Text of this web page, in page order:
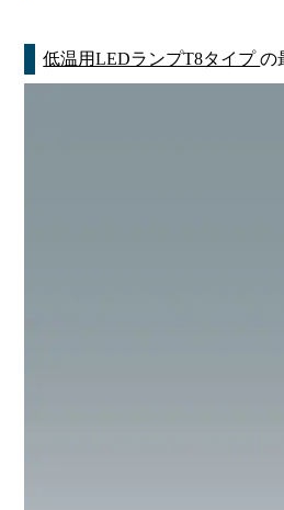
低温用LEDランプT8タイプの